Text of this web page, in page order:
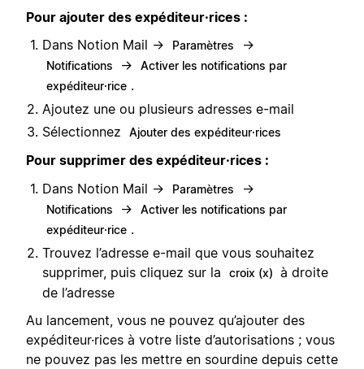
Pour ajouter des expéditeur·rices :
Dans Notion Mail →
Paramètres →
Notifications →
Activer les notifications par
expéditeur·rice .
Ajoutez une ou plusieurs adresses e-mail
Sélectionnez
Ajouter des expéditeur·rices
Pour supprimer des expéditeur·rices :
Dans Notion Mail →
Paramètres →
Notifications →
Activer les notifications par
expéditeur·rice .
Trouvez l’adresse e-mail que vous souhaitez
supprimer, puis cliquez sur la
croix (x) à droite
de l’adresse
Au lancement, vous ne pouvez qu’ajouter des
expéditeur·rices à votre liste d’autorisations ; vous
ne pouvez pas les mettre en sourdine depuis cette